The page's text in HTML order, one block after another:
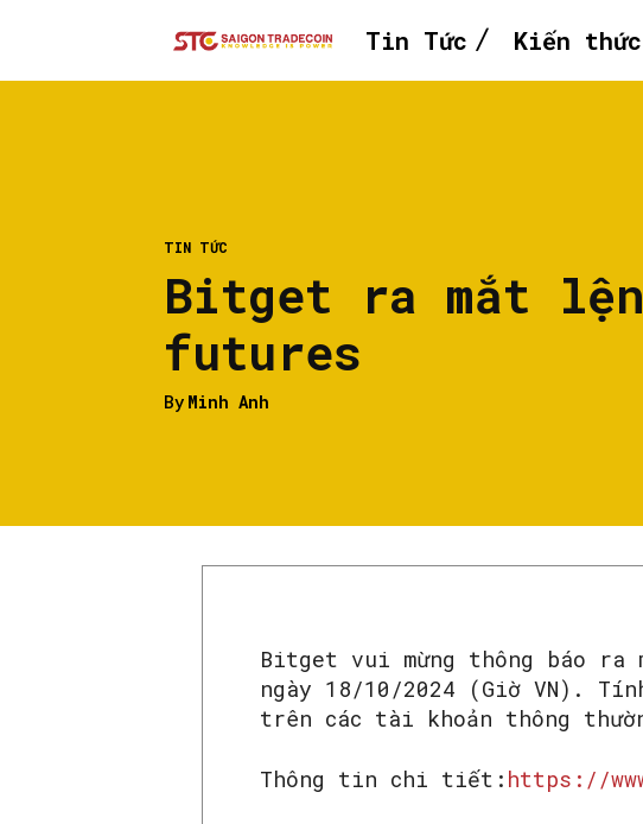
Tin Tức Kiến thức
TIN TỨC
Bitget ra mắt
futures
By Minh Anh
Bitget vui mừng thông báo
ngày 18/10/2024 (Giờ VN).
trên các tài khoản thông
Thông tin chi tiết: https://